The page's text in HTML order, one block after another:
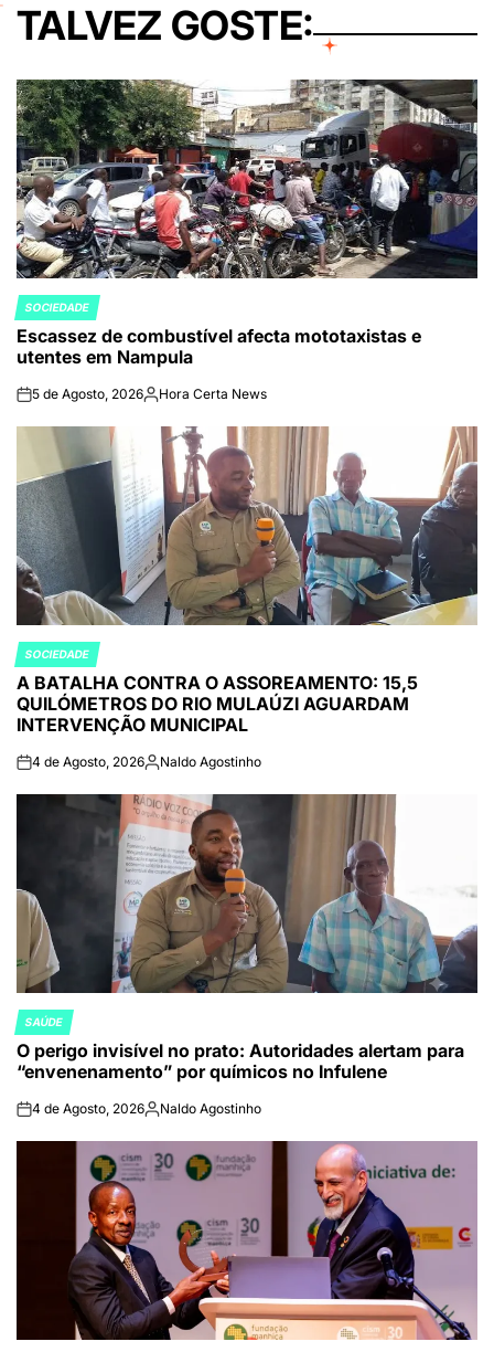
TALVEZ GOSTE:
POSTED
IN
SOCIEDADE
Escassez de combustível afecta mototaxistas e
utentes em Nampula
on5 de Agosto, 2026Publicado
Hora Certa News
POSTED
IN
SOCIEDADE
A BATALHA CONTRA O ASSOREAMENTO: 15,5
QUILÓMETROS DO RIO MULAÚZI AGUARDAM
INTERVENÇÃO MUNICIPAL
on4 de Agosto, 2026Publicado
Naldo Agostinho
POSTED
IN
SAÚDE
O perigo invisível no prato: Autoridades alertam para
“envenenamento” por químicos no Infulene
on4 de Agosto, 2026Publicado
Naldo Agostinho